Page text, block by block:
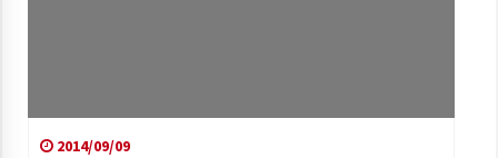
2014/09/09